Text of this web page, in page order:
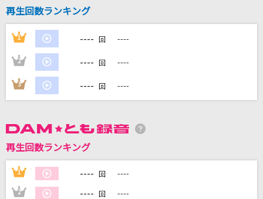
カラオケをもっと楽しもう！
自宅でカラオケ歌い放題！
家族や友達と一緒に！練習にも！
再生回数ランキング
1 ---- 回 ----
2 ---- 回 ----
3 ---- 回 ----
再生回数ランキング
1 ---- 回 ----
2 ---- 回 ----